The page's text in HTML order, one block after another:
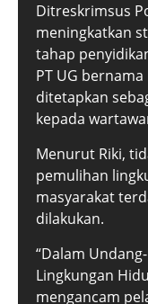
Ditreskrimsus
meningkatkan
tahap
PT UG
ditetapkan
kepada
Menurut Riki,
pemulihan
masyarakat
dilakukan.
“Dalam
Lingkungan
mengancam